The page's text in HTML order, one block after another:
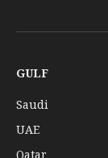
GULF
Saudi
UAE